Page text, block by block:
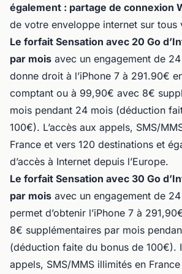
également : partage de connexion
de votre enveloppe internet sur tous
Le forfait Sensation avec 20 Go
par mois avec un engagement de
donne droit à l’iPhone 7 à 291.90€
comptant ou à 99,90€ avec 8€
mois pendant 24 mois (déduction
100€). L’accès aux appels, SMS/
France et vers 120 destinations et
d’accès à Internet depuis l’Europe.
Le forfait Sensation avec 30 Go
par mois avec un engagement de
permet d’obtenir l’iPhone 7 à
8€ supplémentaires par mois
(déduction faite du bonus de 100€).
appels, SMS/MMS illimités en